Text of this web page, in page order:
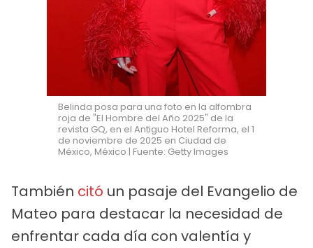
Belinda posa para una foto en la alfombra
roja de "El Hombre del Año 2025" de la
revista GQ, en el Antiguo Hotel Reforma, el 1
de noviembre de 2025 en Ciudad de
México, México | Fuente: Getty Images
También citó un pasaje del Evangelio de
Mateo para destacar la necesidad de
enfrentar cada día con valentía y